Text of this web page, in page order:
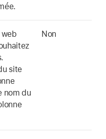
site
nom du
Non